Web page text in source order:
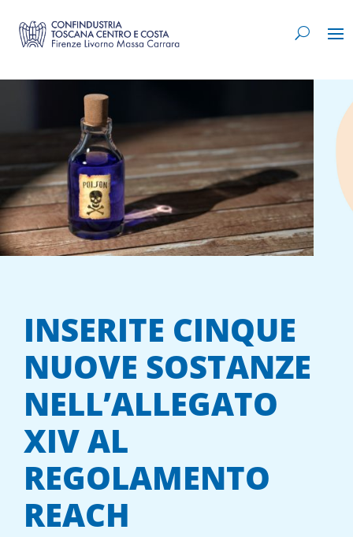
INSERITE CINQUE
NUOVE SOSTANZE
NELL’ALLEGATO
XIV AL
REGOLAMENTO
REACH